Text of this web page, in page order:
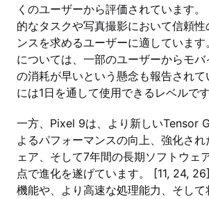
くのユーザーから評価されています
的なタスクや写真撮影において信頼
ンスを求めるユーザーに適していま
については、一部のユーザーからモ
の消耗が早いという懸念も報告され
には1日を通して使用できるレベルで
一方、Pixel 9は、より新しいTensor
よるパフォーマンスの向上、強化さ
ェア、そして7年間の長期ソフトウェ
点で進化を遂げています。 [11, 24,
機能や、より高速な処理能力、そし